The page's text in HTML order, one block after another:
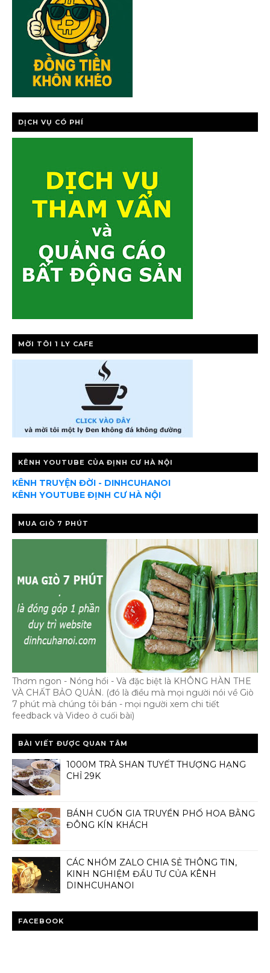
DỊCH VỤ CÓ PHÍ
MỜI TÔI 1 LY CAFE
KÊNH YOUTUBE CỦA ĐỊNH CƯ HÀ NỘI
KÊNH TRUYỆN ĐỜI - DINHCUHANOI
KÊNH YOUTUBE ĐỊNH CƯ HÀ NỘI
MUA GIÒ 7 PHÚT
Thơm ngon - Nóng hổi - Và đặc biệt là KHÔNG HÀN THE
VÀ CHẤT BẢO QUẢN. (đó là điều mà mọi người nói về Giò
7 phút mà chúng tôi bán - mọi người xem chi tiết
feedback và Video ở cuối bài)
BÀI VIẾT ĐƯỢC QUAN TÂM
1000M TRÀ SHAN TUYẾT THƯỢNG HẠNG
CHỈ 29K
BÁNH CUỐN GIA TRUYỀN PHỐ HOA BẰNG
ĐÔNG KÍN KHÁCH
CÁC NHÓM ZALO CHIA SẺ THÔNG TIN,
KINH NGHIỆM ĐẦU TƯ CỦA KÊNH
DINHCUHANOI
FACEBOOK